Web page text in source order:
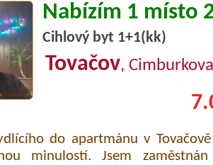
Nabízím 1 místo
Cihlový byt 1+1(kk)
Tovačov,
do apartmánu v
minulostí. Jsem